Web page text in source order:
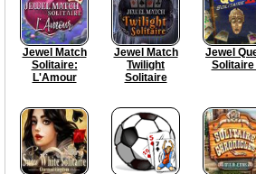
Jewel Match
Solitaire:
L'Amour
Jewel Match
Twilight
Solitaire
Jewel
Solitaire